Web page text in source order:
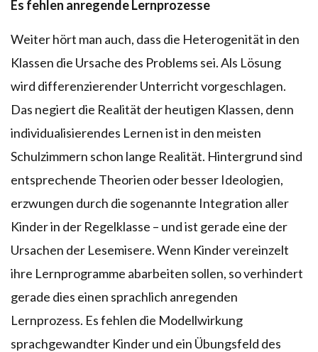
Es fehlen anregende Lernprozesse
Weiter hört man auch, dass die Heterogenität in den
Klassen die Ursache des Problems sei. Als Lösung
wird differenzierender Unterricht vorgeschlagen.
Das negiert die Realität der heutigen Klassen, denn
individualisierendes Lernen ist in den meisten
Schulzimmern schon lange Realität. Hintergrund sind
entsprechende Theorien oder besser Ideologien,
erzwungen durch die sogenannte Integration aller
Kinder in der Regelklasse – und ist gerade eine der
Ursachen der Lesemisere. Wenn Kinder vereinzelt
ihre Lernprogramme abarbeiten sollen, so verhindert
gerade dies einen sprachlich anregenden
Lernprozess. Es fehlen die Modellwirkung
sprachgewandter Kinder und ein Übungsfeld des